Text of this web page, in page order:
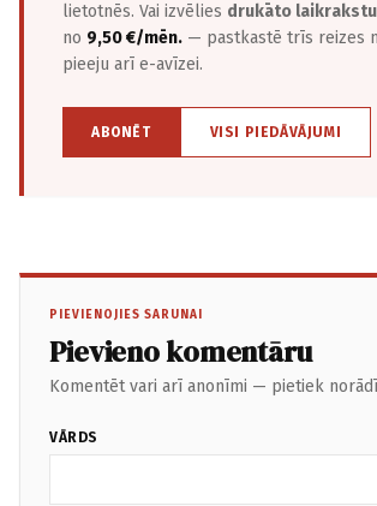
lietotnēs. Vai izvēlies drukāto
no 9,50 €/mēn. — pastkastē trīs reizes
pieeju arī e-avīzei.
ABONĒT VISI PIEDĀVĀJUMI
PIEVIENOJIES SARUNAI
Pievieno komentāru
Komentēt vari arī anonīmi — pietiek
VĀRDS